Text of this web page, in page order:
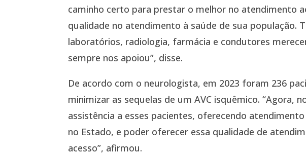
caminho certo para prestar o melhor no atendimento
qualidade no atendimento à saúde de sua população.
laboratórios, radiologia, farmácia e condutores
sempre nos apoiou”, disse.
De acordo com o neurologista, em 2023 foram 236
minimizar as sequelas de um AVC isquêmico. “Agora,
assistência a esses pacientes, oferecendo
no Estado, e poder oferecer essa qualidade de
acesso”, afirmou.